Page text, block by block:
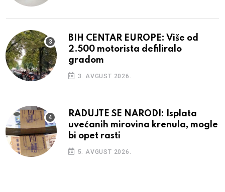
BIH CENTAR EUROPE: Više od
2.500 motorista defiliralo
gradom
3. AVGUST 2026.
RADUJTE SE NARODI: Isplata
uvećanih mirovina krenula, mogle
bi opet rasti
5. AVGUST 2026.